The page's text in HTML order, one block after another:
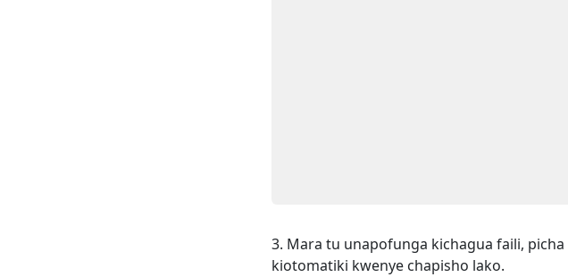
Mara tu unapofunga kichagua faili,
kiotomatiki kwenye chapisho lako.